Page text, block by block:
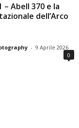
– Abell 370 e la
dell’Arco
- 9 Aprile 2026
0